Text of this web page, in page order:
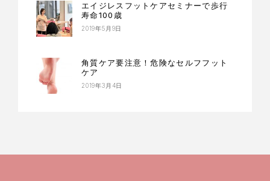
エイジレスフットケアセミナーで歩行
寿命100歳
2019年5月9日
角質ケア要注意！危険なセルフフット
ケア
2019年3月4日